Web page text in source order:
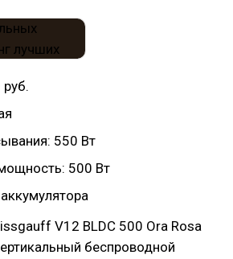
550 Вт
500 Вт
V12 BLDC 500 Ora Rosa
беспроводной